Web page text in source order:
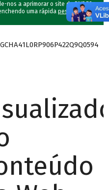
nos a aprimorar o site do BNDES
uma rápida pesquisa.